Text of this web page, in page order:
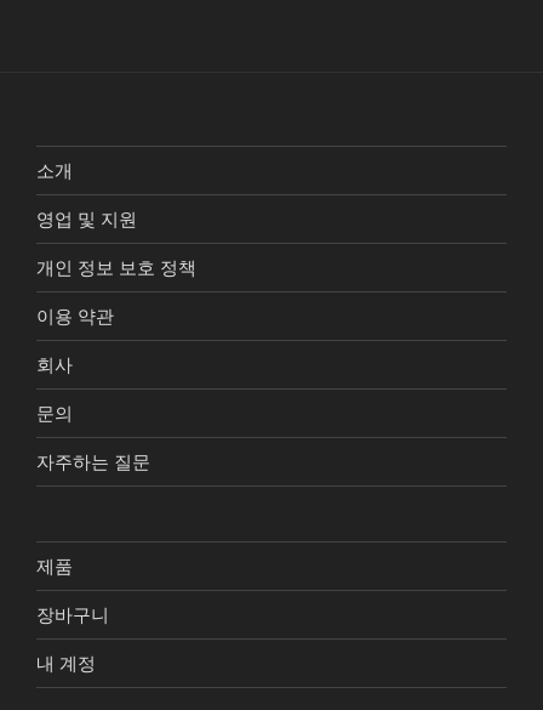
소개
영업 및 지원
개인 정보 보호 정책
이용 약관
회사
문의
자주하는 질문
제품
장바구니
내 계정